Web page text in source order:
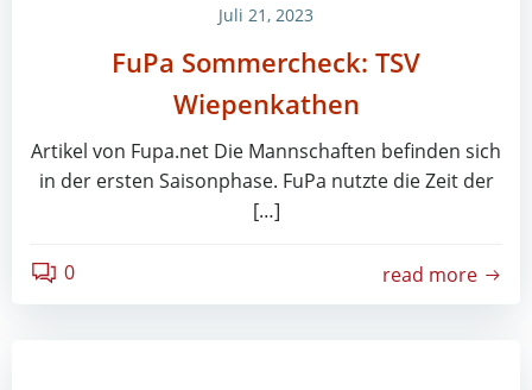
Juli 21, 2023
FuPa Sommercheck: TSV
Wiepenkathen
Artikel von Fupa.net Die Mannschaften befinden sich
in der ersten Saisonphase. FuPa nutzte die Zeit der
[…]
0 read more